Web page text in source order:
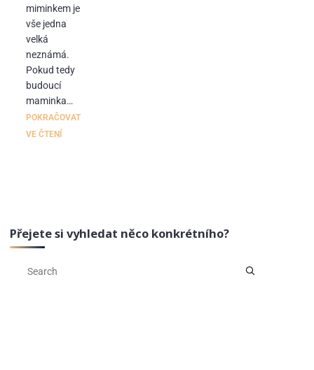
miminkem je
vše jedna
velká
neznámá.
Pokud tedy
budoucí
maminka…
POKRAČOVAT
VE ČTENÍ
Přejete si vyhledat něco konkrétního?